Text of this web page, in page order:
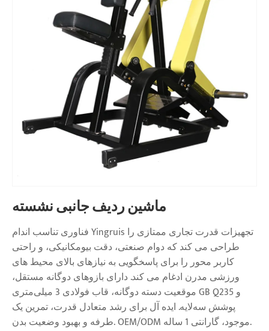
ماشین ردیف جانبی نشسته
فناوری تناسب اندام Yingruis تجهیزات قدرت تجاری ممتازی را
طراحی می کند که دوام صنعتی، دقت بیومکانیکی، و راحتی
کاربر محور را برای پاسخگویی به نیازهای بالای محیط های
ورزشی مدرن ادغام می کند. دارای بازوهای دوگانه مستقل،
موقعیت دسته دوگانه، قاب فولادی 3 میلی‌متری GB Q235 و
پوشش سه‌لایه. ایده آل برای رشد متعادل قدرت، تمرین یک
طرفه و بهبود وضعیت بدن. OEM/ODM موجود، گارانتی 1 ساله.